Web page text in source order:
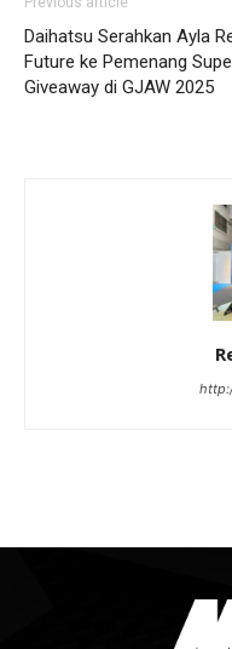
Daihatsu Serahkan Ayla
Future ke Pemenang
Giveaway di GJAW 2025